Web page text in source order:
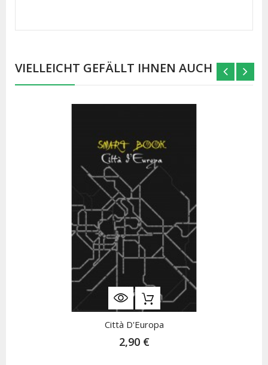
VIELLEICHT GEFÄLLT IHNEN AUCH
Città D'Europa
2,90 €